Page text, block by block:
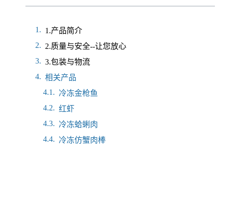
1.产品简介
2.质量与安全--让您放心
3.包装与物流
相关产品
冷冻金枪鱼
红虾
冷冻蛤蜊肉
冷冻仿蟹肉棒